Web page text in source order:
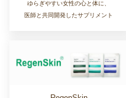
ゆらぎやすい女性の心と体に、
医師と共同開発したサプリメント